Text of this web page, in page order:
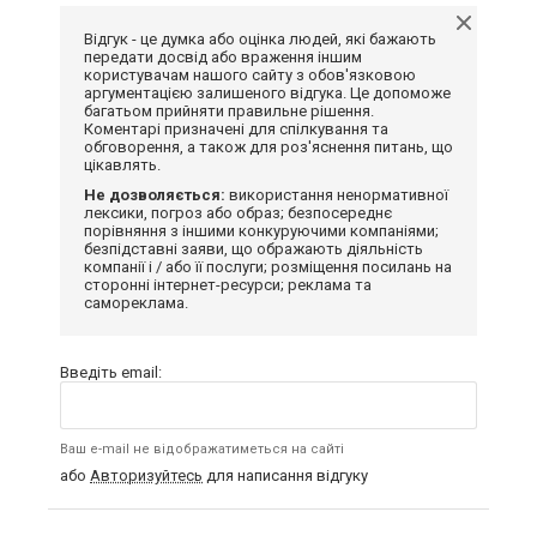
Відгук - це думка або оцінка людей, які бажають
передати досвід або враження іншим
користувачам нашого сайту з обов'язковою
аргументацією залишеного відгука. Це допоможе
багатьом прийняти правильне рішення.
Коментарі призначені для спілкування та
обговорення, а також для роз'яснення питань, що
цікавлять.
Не дозволяється: використання ненормативної
лексики, погроз або образ; безпосереднє
порівняння з іншими конкуруючими компаніями;
безпідставні заяви, що ображають діяльність
компанії і / або її послуги; розміщення посилань на
сторонні інтернет-ресурси; реклама та
самореклама.
Введіть email:
Ваш e-mail не відображатиметься на сайті
або Авторизуйтесь для написання відгуку